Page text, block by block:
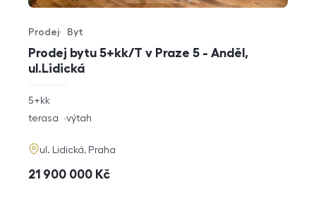
Prodej bytu 5+kk/T v Praze 5 - Anděl,
ul.Lidická
Typ nabídky
Prodej
Typ nemovitosti
Byt
rozměry
dispozice
5+kk
funkce
terasa výtah
adresa
ul. Lidická, Praha
cena
21 900 000 Kč